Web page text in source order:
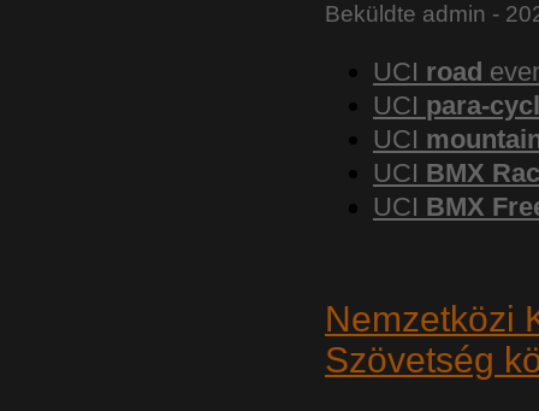
Beküldte admin -
UCI road
UCI para-
UCI
UCI BMX
UCI BMX
Nemzetközi
Szövetség